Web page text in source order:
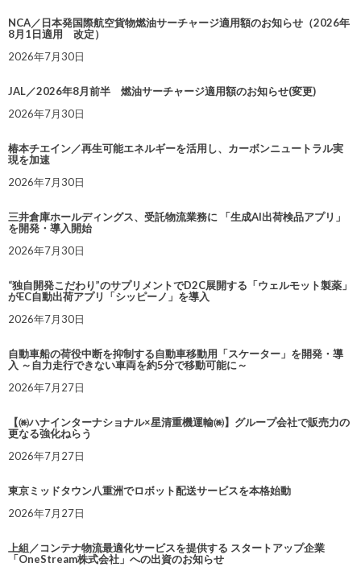
NCA／日本発国際航空貨物燃油サーチャージ適用額のお知らせ（2026年
8月1日適用 改定）
2026年7月30日
JAL／2026年8月前半 燃油サーチャージ適用額のお知らせ(変更)
2026年7月30日
椿本チエイン／再生可能エネルギーを活用し、カーボンニュートラル実
現を加速
2026年7月30日
三井倉庫ホールディングス、受託物流業務に 「生成AI出荷検品アプリ」
を開発・導入開始
2026年7月30日
“独自開発こだわり”のサプリメントでD2C展開する「ウェルモット製薬」
がEC自動出荷アプリ「シッピーノ」を導入
2026年7月30日
自動車船の荷役中断を抑制する自動車移動用「スケーター」を開発・導
入 ～自力走行できない車両を約5分で移動可能に～
2026年7月27日
【㈱ハナインターナショナル×星清重機運輸㈱】グループ会社で販売力の
更なる強化ねらう
2026年7月27日
東京ミッドタウン八重洲でロボット配送サービスを本格始動
2026年7月27日
上組／コンテナ物流最適化サービスを提供する スタートアップ企業
「OneStream株式会社」への出資のお知らせ